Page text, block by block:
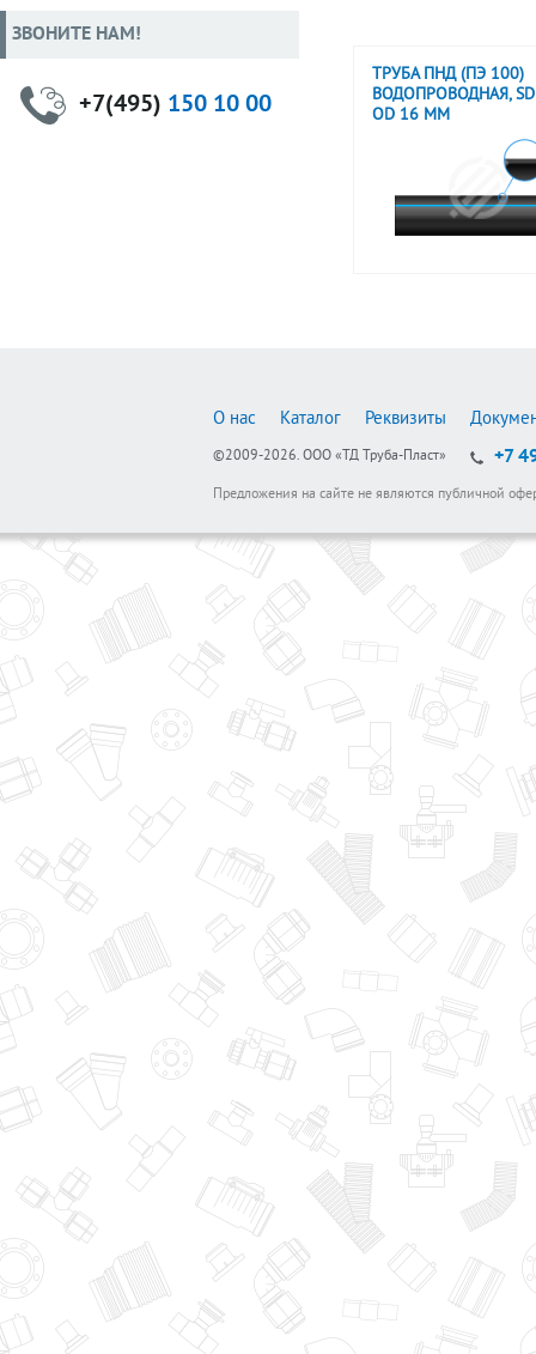
ТРУБА ПНД (ПЭ 100)
ВОДОПРОВОДНАЯ,
OD 16 ММ
ЗВОНИТЕ НАМ!
+7(495) 150 10 00
О нас Каталог Реквизиты
©2009-2026. ООО «ТД Труба-Пласт» +7
Предложения на сайте не являются публичной